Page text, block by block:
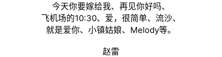
今天你要嫁给我、再见你好吗、
飞机场的10:30、爱，很简单、流沙、
就是爱你、小镇姑娘、Melody等。
赵雷